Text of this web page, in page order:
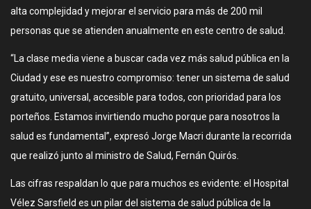
alta complejidad y mejorar el servicio para más de 200 mil
personas que se atienden anualmente en este centro de salud.
“La clase media viene a buscar cada vez más salud pública en la
Ciudad y ese es nuestro compromiso: tener un sistema de salud
gratuito, universal, accesible para todos, con prioridad para los
porteños. Estamos invirtiendo mucho porque para nosotros la
salud es fundamental”, expresó Jorge Macri durante la recorrida
que realizó junto al ministro de Salud, Fernán Quirós.
Las cifras respaldan lo que para muchos es evidente: el Hospital
Vélez Sarsfield es un pilar del sistema de salud pública de la